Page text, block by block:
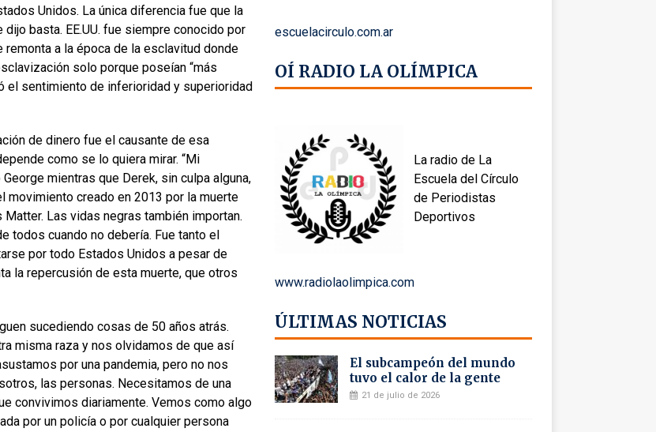
Unidos. La única diferencia fue que la
dijo basta. EE.UU. fue siempre conocido por
a la época de la esclavitud donde
solo porque poseían “más
el sentimiento de inferioridad y superioridad
de dinero fue el causante de esa
como se lo quiera mirar. “Mi
mientras que Derek, sin culpa alguna,
movimiento creado en 2013 por la muerte
Las vidas negras también importan.
todos cuando no debería. Fue tanto el
por todo Estados Unidos a pesar de
la repercusión de esta muerte, que otros
sucediendo cosas de 50 años atrás.
misma raza y nos olvidamos de que así
por una pandemia, pero no nos
las personas. Necesitamos de una
convivimos diariamente. Vemos como algo
por un policía o por cualquier persona
escuelacirculo.com.ar
OÍ RADIO LA OLÍMPICA
La radio de La
Escuela del Círculo
de Periodistas
Deportivos
www.radiolaolimpica.com
ÚLTIMAS NOTICIAS
El subcampeón del mundo
tuvo el calor de la gente
21 de julio de 2026